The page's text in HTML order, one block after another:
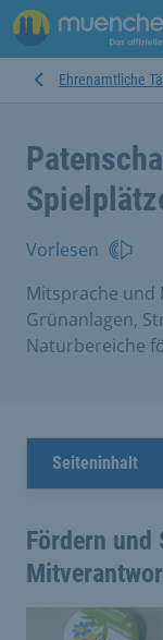
Ehrenamtliche
Vorlesen
Mitsprache und
Grünanlagen,
Naturbereiche
Seiteninhalt
Fördern und